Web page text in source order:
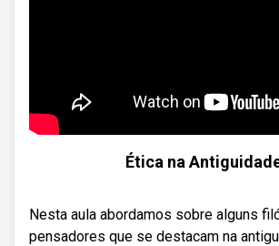
Ética na
Nesta aula abordamos sobre alguns
pensadores que se destacam na